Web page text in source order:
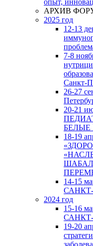
опыт,
АРХИВ
2025 год
12-13
7-8
Санкт-
26-27
20-21
БЕЛЫЕ
18-19
14-15
САНКТ-
2024 год
15-16
САНКТ-
19-20